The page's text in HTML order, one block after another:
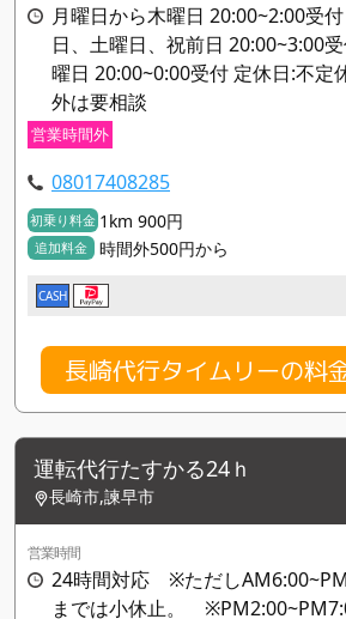
月曜日から木曜日 20:00~2:00受
日、土曜日、祝前日 20:00~3:00
曜日 20:00~0:00受付 定休日:不定
外は要相談
営業時間外
08017408285
初乗り料金 1km 900円
追加料金 時間外500円から
CASH
長崎代行タイムリーの料
運転代行たすかる24ｈ
長崎市,諫早市
営業時間
24時間対応 ※ただし
までは小休止。